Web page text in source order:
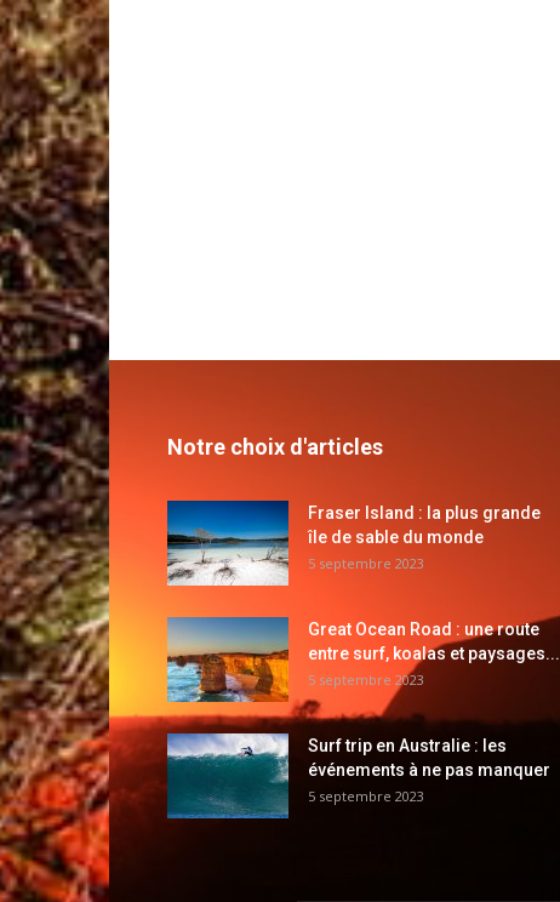
Notre choix d'articles
Fraser Island : la plus grande
île de sable du monde
5 septembre 2023
Great Ocean Road : une route
entre surf, koalas et paysages...
5 septembre 2023
Surf trip en Australie : les
événements à ne pas manquer
5 septembre 2023